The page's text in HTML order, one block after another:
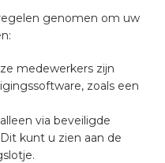
genomen om uw
medewerkers zijn
zoals een
via beveiligde
kunt u zien aan de